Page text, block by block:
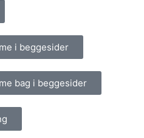
i beggesider
bag i beggesider